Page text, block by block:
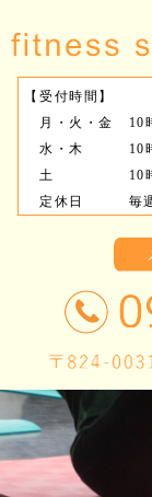
【受付時間】
月・火・金 10時
水・木 10時～
土 10時～
定休日 毎週